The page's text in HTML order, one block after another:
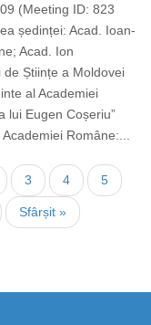
(Meeting ID: 823
ședinței: Acad. Ioan-
Acad. Ion
de Științe a Moldovei
al Academiei
lui Eugen Coșeriu”
Române:...
Current
page
3 Page
4 Page
5
Last
page
Sfârșit »